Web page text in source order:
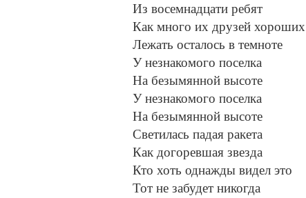
Из восемнадцати ребят
Как много их друзей хороших
Лежать осталось в темноте
У незнакомого поселка
На безымянной высоте
У незнакомого поселка
На безымянной высоте
Светилась падая ракета
Как догоревшая звезда
Кто хоть однажды видел это
Тот не забудет никогда